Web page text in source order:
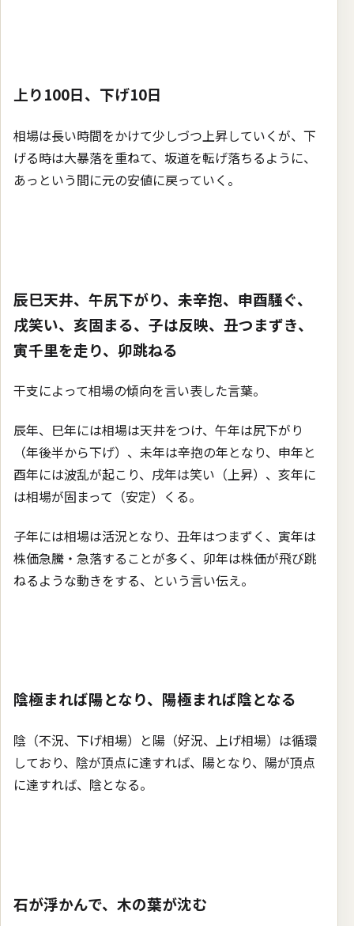
上り100日、下げ10日
相場は長い時間をかけて少しづつ上昇していくが、下
げる時は大暴落を重ねて、坂道を転げ落ちるように、
あっという間に元の安値に戻っていく。
辰巳天井、午尻下がり、未辛抱、申酉騒ぐ、
戌笑い、亥固まる、子は反映、丑つまずき、
寅千里を走り、卯跳ねる
干支によって相場の傾向を言い表した言葉。
辰年、巳年には相場は天井をつけ、午年は尻下がり
（年後半から下げ）、未年は辛抱の年となり、申年と
酉年には波乱が起こり、戌年は笑い（上昇）、亥年に
は相場が固まって（安定）くる。
子年には相場は活況となり、丑年はつまずく、寅年は
株価急騰・急落することが多く、卯年は株価が飛び跳
ねるような動きをする、という言い伝え。
陰極まれば陽となり、陽極まれば陰となる
陰（不況、下げ相場）と陽（好況、上げ相場）は循環
しており、陰が頂点に達すれば、陽となり、陽が頂点
に達すれば、陰となる。
石が浮かんで、木の葉が沈む